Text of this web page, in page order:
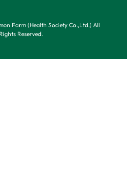
Farm (Health Society Co.,Ltd.) All
Rights Reserved.